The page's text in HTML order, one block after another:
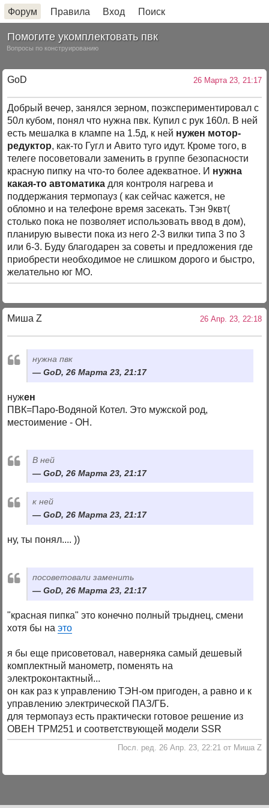
Форум Правила Вход Поиск
Помогите укомплектовать пвк
Вопросы по конструированию
GoD 26 Марта 23, 21:17
Добрый вечер, занялся зерном, поэкспериментировал с
50л кубом, понял что нужна пвк. Купил с рук 160л. В ней
есть мешалка в клампе на 1.5д, к ней нужен мотор-
редуктор, как-то Гугл и Авито туго идут. Кроме того, в
телеге посоветовали заменить в группе безопасности
красную пипку на что-то более адекватное. И нужна
какая-то автоматика для контроля нагрева и
поддержания термопауз ( как сейчас кажется, не
обломно и на телефоне время засекать. Тэн 9квт(
столько пока не позволяет использовать ввод в дом),
планирую вывести пока из него 2-3 вилки типа 3 по 3
или 6-3. Буду благодарен за советы и предложения где
приобрести необходимое не слишком дорого и быстро,
желательно юг МО.
Миша Z 26 Апр. 23, 22:18
нужна пвк
GoD, 26 Марта 23, 21:17
нужен
ПВК=Паро-Водяной Котел. Это мужской род,
местоимение - ОН.
В ней
GoD, 26 Марта 23, 21:17
к ней
GoD, 26 Марта 23, 21:17
ну, ты понял.... ))
посоветовали заменить
GoD, 26 Марта 23, 21:17
"красная пипка" это конечно полный трыднец, смени
хотя бы наэто
я бы еще присоветовал, наверняка самый дешевый
комплектный манометр, поменять на
электроконтактный...
он как раз к управлению ТЭН-ом пригоден, а равно и к
управлению электрической ПАЗ/ГБ.
для термопауз есть практически готовое решение из
ОВЕН ТРМ251 и соответствующей модели SSR
Посл. ред. 26 Апр. 23, 22:21 от Миша Z